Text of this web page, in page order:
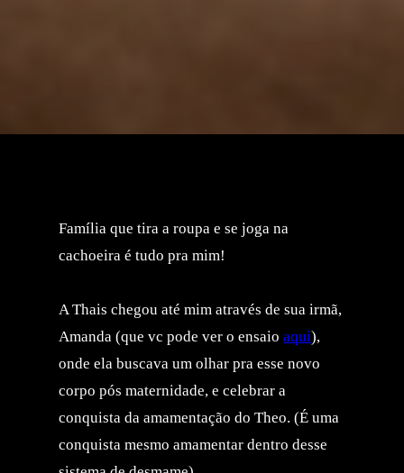
Família que tira a roupa e se joga na
cachoeira é tudo pra mim!
A Thais chegou até mim através de sua irmã,
Amanda (que vc pode ver o ensaioaqui),
onde ela buscava um olhar pra esse novo
corpo pós maternidade, e celebrar a
conquista da amamentação do Theo. (É uma
conquista mesmo amamentar dentro desse